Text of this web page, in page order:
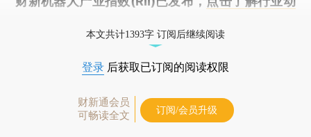
本文共计1393字 订阅后继续阅读
登录 后获取已订阅的阅读权限
财新通会员
可畅读全文
订阅/会员升级